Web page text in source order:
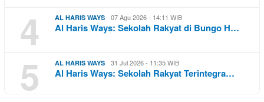
4
AL HARIS WAYS 07 Agu 2026 - 14:11 WIB
Al Haris Ways: Sekolah Rakyat di Bungo H…
5 AL HARIS WAYS 31 Jul 2026 - 11:35 WIB
Al Haris Ways: Sekolah Rakyat Terintegra…